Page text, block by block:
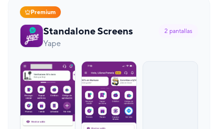
Premium
Standalone Screens
Yape
2 pantallas